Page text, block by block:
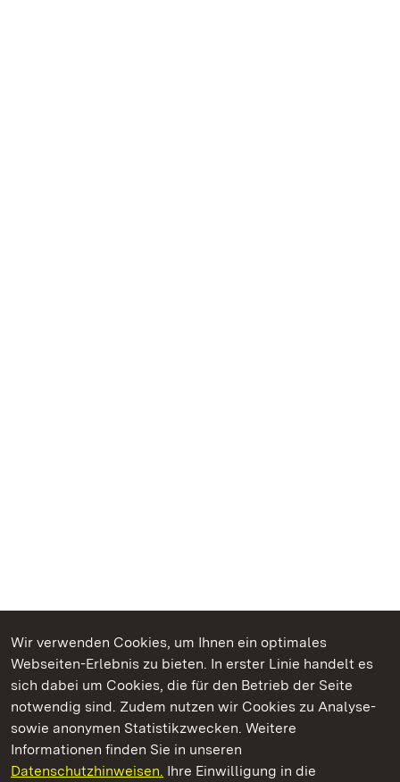
Wir verwenden Cookies, um Ihnen ein optimales
Webseiten-Erlebnis zu bieten. In erster Linie handelt es
sich dabei um Cookies, die für den Betrieb der Seite
notwendig sind. Zudem nutzen wir Cookies zu Analyse-
sowie anonymen Statistikzwecken. Weitere
Informationen finden Sie in unseren
Datenschutzhinweisen. Ihre Einwilligung in die
Kommen. Staunen. Genießen.
Kloster Maulbronn